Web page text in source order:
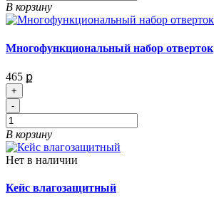
В корзину
Многофункциональный набор отверток
465 ք
+
-
В корзину
Нет в наличии
Кейс влагозащитный